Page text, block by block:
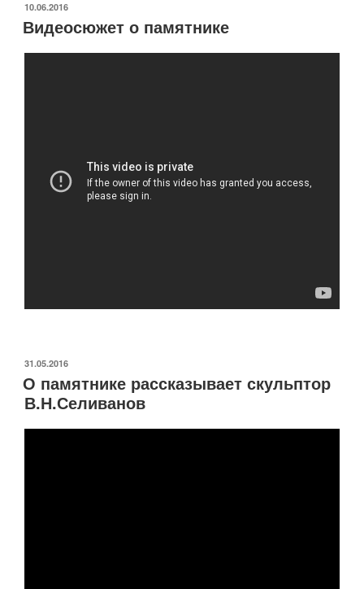
ОПУБЛИКОВАНО
10.06.2016
Видеосюжет о памятнике
ОПУБЛИКОВАНО
31.05.2016
О памятнике рассказывает скульптор
В.Н.Селиванов